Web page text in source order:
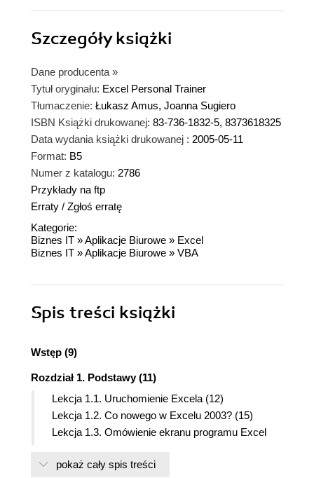
Szczegółyksiążki
Dane producenta »
Tytuł oryginału: Excel Personal Trainer
Tłumaczenie: Łukasz Amus, Joanna Sugiero
ISBN Książki drukowanej: 83-736-1832-5, 8373618325
Data wydania książki drukowanej : 2005-05-11
Format: B5
Numer z katalogu: 2786
Przykłady na ftp
Erraty / Zgłoś erratę
Kategorie:
Biznes IT »Aplikacje Biurowe » Excel
Biznes IT »Aplikacje Biurowe » VBA
Spis treści książki
Wstęp (9)
Rozdział 1. Podstawy (11)
Lekcja 1.1. Uruchomienie Excela (12)
Lekcja 1.2. Co nowego w Excelu 2003? (15)
Lekcja 1.3. Omówienie ekranu programu Excel
Lekcja 1.4. Korzystanie z menu (19)
pokaż cały spis treści